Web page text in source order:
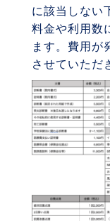
に該当しない
料金や利用数
ます。費用が
させていただ